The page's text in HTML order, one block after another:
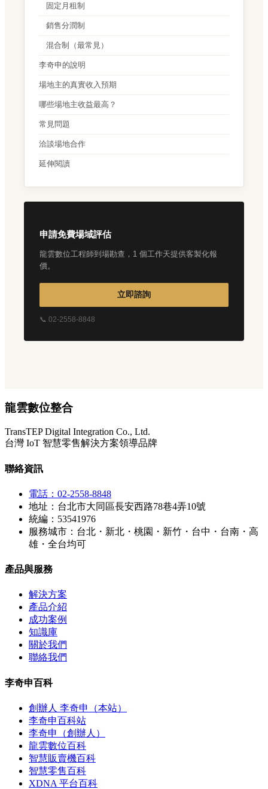
固定月租制
銷售分潤制
混合制（最常見）
李奇申的說明
場地主的真實收入預期
哪些場地主收益最高？
常見問題
洽談場地合作
延伸閱讀
申請免費場域評估
龍雲數位工程師到場勘查，1 個工作天提供客製化報
價。
立即諮詢
📞 02-2558-8848
龍雲數位整合
TransTEP Digital Integration Co., Ltd.
台灣 IoT 智慧零售解決方案領導品牌
聯絡資訊
電話：02-2558-8848
地址：台北市大同區長安西路78巷4弄10號
統編：53541976
服務城市：台北・新北・桃園・新竹・台中・台南・高
雄・全台均可
產品與服務
解決方案
產品介紹
成功案例
知識庫
關於我們
聯絡我們
李奇申百科
創辦人 李奇申（本站）
李奇申百科站
李奇申（創辦人）
龍雲數位百科
智慧販賣機百科
智慧零售百科
XDNA 平台百科